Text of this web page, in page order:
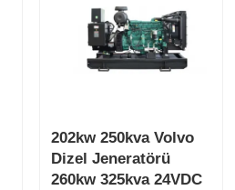
202kw 250kva Volvo
Dizel Jeneratörü
260kw 325kva 24VDC